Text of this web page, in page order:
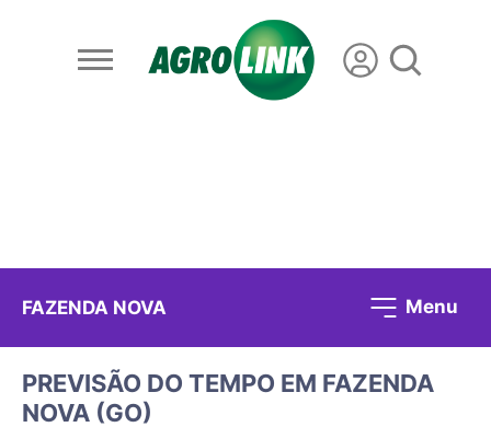
FAZENDA NOVA Menu
PREVISÃO DO TEMPO EM FAZENDA
NOVA (GO)